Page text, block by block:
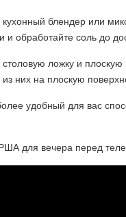
кухонный блендер или
и обработайте соль до
ложку и
них на плоскую
удобный для вас
для вечера перед